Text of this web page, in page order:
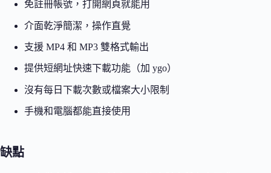
免註冊帳號，打開網頁就能用
介面乾淨簡潔，操作直覺
支援 MP4 和 MP3 雙格式輸出
提供短網址快速下載功能（加 ygo）
沒有每日下載次數或檔案大小限制
手機和電腦都能直接使用
缺點